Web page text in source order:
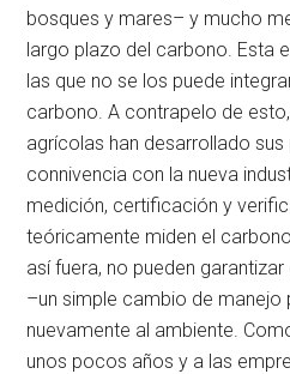
bosques y mares– y mucho
largo plazo del carbono. Esta
las que no se los puede
carbono. A contrapelo de
agrícolas han desarrollado
connivencia con la nueva
medición, certificación y
teóricamente miden el
así fuera, no pueden
–un simple cambio de manejo
nuevamente al ambiente.
unos pocos años y a las